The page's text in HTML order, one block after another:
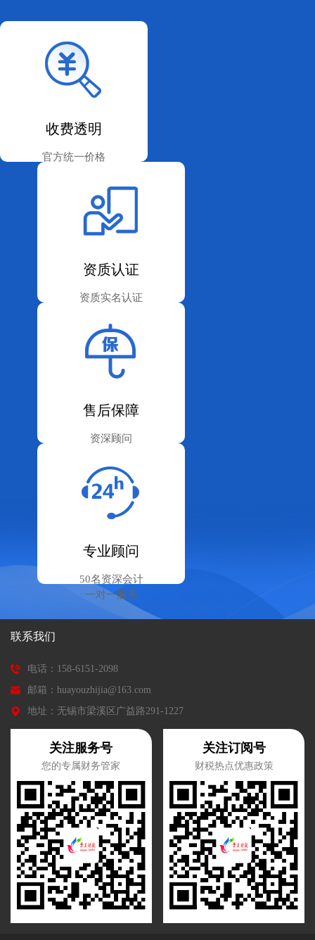
收费透明
官方统一价格
资质认证
资质实名认证
售后保障
资深顾问
专业顾问
50名资深会计
一对一服务
联系我们
电话：158-6151-2098
邮箱：huayouzhijia@163.com
地址：无锡市梁溪区广益路291-1227
关注服务号
您的专属财务管家
关注订阅号
财税热点优惠政策